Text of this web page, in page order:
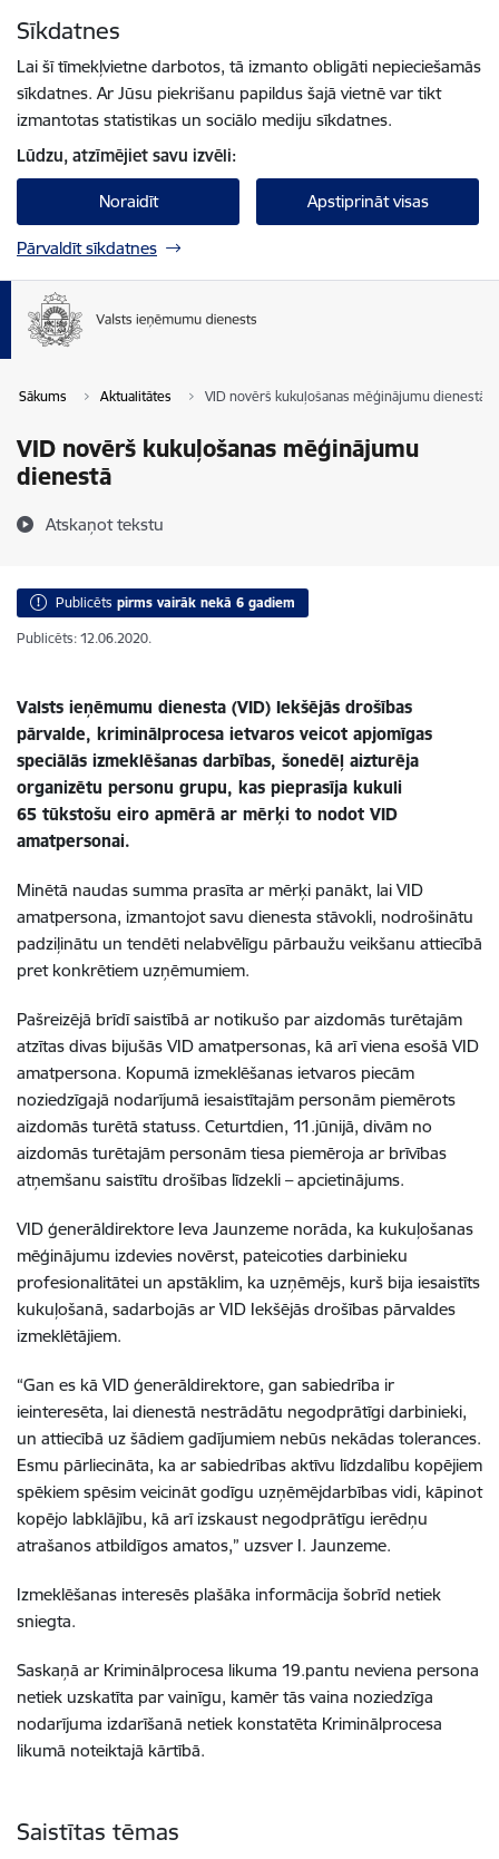
Sīkdatnes
Lai šī tīmekļvietne darbotos, tā izmanto obligāti nepieciešamās
sīkdatnes. Ar Jūsu piekrišanu papildus šajā vietnē var tikt
izmantotas statistikas un sociālo mediju sīkdatnes.
Lūdzu, atzīmējiet savu izvēli:
Noraidīt Apstiprināt visas
Pārvaldīt sīkdatnes
Sākums Aktualitātes VID novērš kukuļošanas mēģinājumu dienestā
VID novērš kukuļošanas mēģinājumu
dienestā
Atskaņot tekstu
Publicēts pirms vairāk nekā 6 gadiem
Publicēts: 12.06.2020.
Valsts ieņēmumu dienesta (VID) Iekšējās drošības
pārvalde, kriminālprocesa ietvaros veicot apjomīgas
speciālās izmeklēšanas darbības, šonedēļ aizturēja
organizētu personu grupu, kas pieprasīja kukuli
65 tūkstošu eiro apmērā ar mērķi to nodot VID
amatpersonai.
Minētā naudas summa prasīta ar mērķi panākt, lai VID
amatpersona, izmantojot savu dienesta stāvokli, nodrošinātu
padziļinātu un tendēti nelabvēlīgu pārbaužu veikšanu attiecībā
pret konkrētiem uzņēmumiem.
Pašreizējā brīdī saistībā ar notikušo par aizdomās turētajām
atzītas divas bijušās VID amatpersonas, kā arī viena esošā VID
amatpersona. Kopumā izmeklēšanas ietvaros piecām
noziedzīgajā nodarījumā iesaistītajām personām piemērots
aizdomās turētā statuss. Ceturtdien, 11.jūnijā, divām no
aizdomās turētajām personām tiesa piemēroja ar brīvības
atņemšanu saistītu drošības līdzekli – apcietinājums.
VID ģenerāldirektore Ieva Jaunzeme norāda, ka kukuļošanas
mēģinājumu izdevies novērst, pateicoties darbinieku
profesionalitātei un apstāklim, ka uzņēmējs, kurš bija iesaistīts
kukuļošanā, sadarbojās ar VID Iekšējās drošības pārvaldes
izmeklētājiem.
“Gan es kā VID ģenerāldirektore, gan sabiedrība ir
ieinteresēta, lai dienestā nestrādātu negodprātīgi darbinieki,
un attiecībā uz šādiem gadījumiem nebūs nekādas tolerances.
Esmu pārliecināta, ka ar sabiedrības aktīvu līdzdalību kopējiem
spēkiem spēsim veicināt godīgu uzņēmējdarbības vidi, kāpinot
kopējo labklājību, kā arī izskaust negodprātīgu ierēdņu
atrašanos atbildīgos amatos,” uzsver I. Jaunzeme.
Izmeklēšanas interesēs plašāka informācija šobrīd netiek
sniegta.
Saskaņā ar Kriminālprocesa likuma 19.pantu neviena persona
netiek uzskatīta par vainīgu, kamēr tās vaina noziedzīga
nodarījuma izdarīšanā netiek konstatēta Kriminālprocesa
likumā noteiktajā kārtībā.
Saistītas tēmas